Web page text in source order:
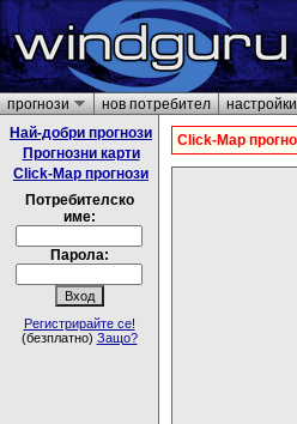
прогнози нов потребител настройки
Най-добри прогнози
Прогнозни карти
Click-Map прогнози
Потребителско
име:
Парола:
Регистрирайте се!
(безплатно) Защо?
Click-Map